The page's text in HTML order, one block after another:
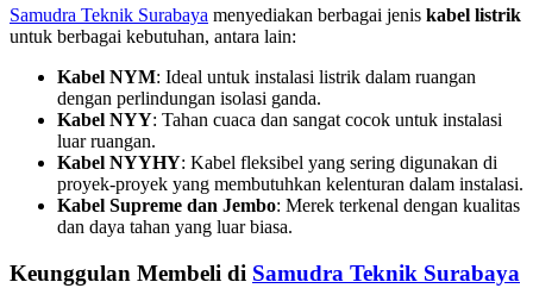
Samudra Teknik Surabaya menyediakan berbagai jenis kabel listrik
untuk berbagai kebutuhan, antara lain:
Kabel NYM: Ideal untuk instalasi listrik dalam ruangan
dengan perlindungan isolasi ganda.
Kabel NYY: Tahan cuaca dan sangat cocok untuk instalasi
luar ruangan.
Kabel NYYHY: Kabel fleksibel yang sering digunakan di
proyek-proyek yang membutuhkan kelenturan dalam instalasi.
Kabel Supreme dan Jembo: Merek terkenal dengan kualitas
dan daya tahan yang luar biasa.
Keunggulan Membeli di Samudra Teknik Surabaya